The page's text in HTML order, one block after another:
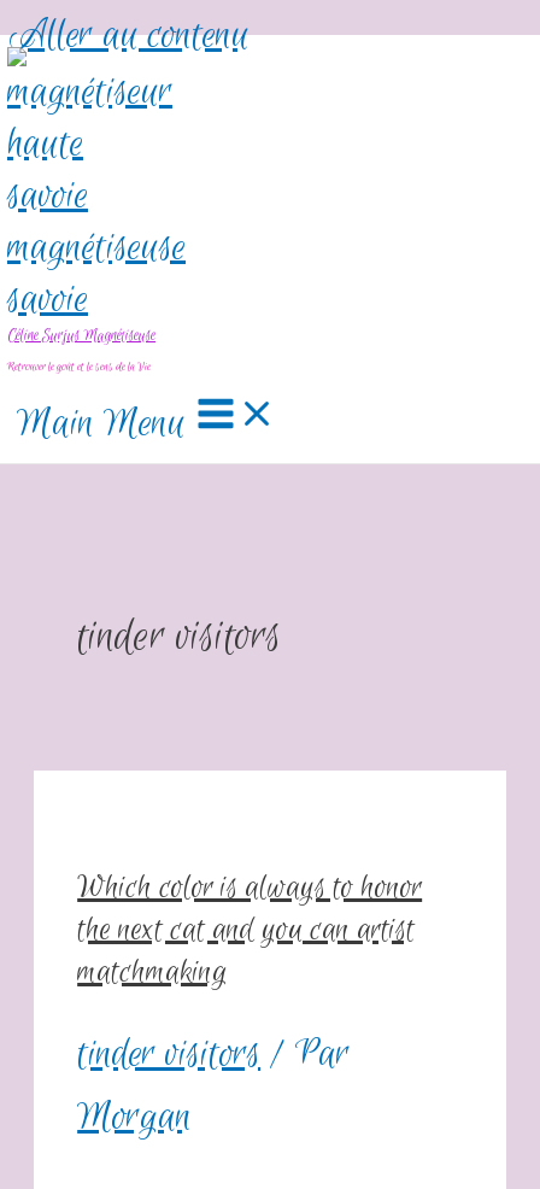
Aller au contenu
Céline Surjus Magnétiseuse
Retrouver le goût et le sens de la Vie
Main Menu
tinder visitors
Which color is always to honor
the next cat and you can artist
matchmaking
tinder visitors/ Par
Morgan